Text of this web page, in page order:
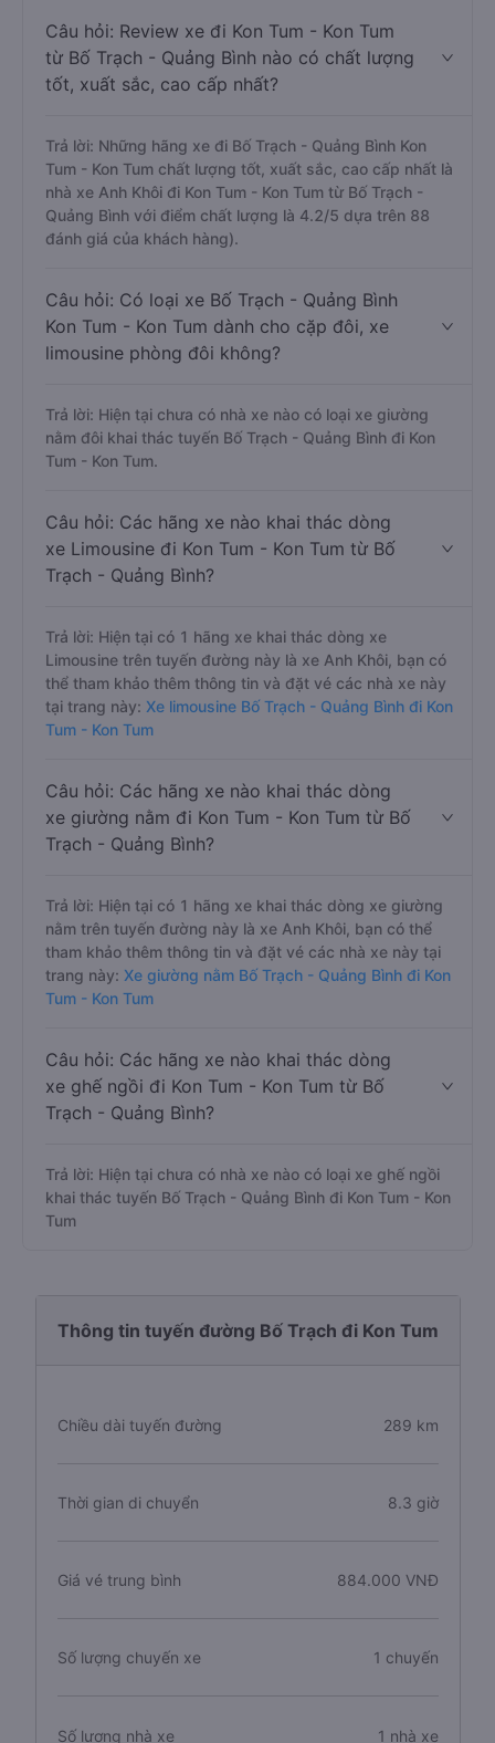
Câu hỏi: Review xe đi Kon Tum - Kon Tum
từ Bố Trạch - Quảng Bình nào có chất lượng
tốt, xuất sắc, cao cấp nhất?
Trả lời: Những hãng xe đi Bố Trạch - Quảng Bình Kon
Tum - Kon Tum chất lượng tốt, xuất sắc, cao cấp nhất là
nhà xe Anh Khôi đi Kon Tum - Kon Tum từ Bố Trạch -
Quảng Bình với điểm chất lượng là 4.2/5 dựa trên 88
đánh giá của khách hàng).
Câu hỏi: Có loại xe Bố Trạch - Quảng Bình
Kon Tum - Kon Tum dành cho cặp đôi, xe
limousine phòng đôi không?
Trả lời: Hiện tại chưa có nhà xe nào có loại xe giường
nằm đôi khai thác tuyến Bố Trạch - Quảng Bình đi Kon
Tum - Kon Tum.
Câu hỏi: Các hãng xe nào khai thác dòng
xe Limousine đi Kon Tum - Kon Tum từ Bố
Trạch - Quảng Bình?
Trả lời: Hiện tại có 1 hãng xe khai thác dòng xe
Limousine trên tuyến đường này là xe Anh Khôi, bạn có
thể tham khảo thêm thông tin và đặt vé các nhà xe này
tại trang này: Xe limousine Bố Trạch - Quảng Bình đi Kon
Tum - Kon Tum
Câu hỏi: Các hãng xe nào khai thác dòng
xe giường nằm đi Kon Tum - Kon Tum từ Bố
Trạch - Quảng Bình?
Trả lời: Hiện tại có 1 hãng xe khai thác dòng xe giường
nằm trên tuyến đường này là xe Anh Khôi, bạn có thể
tham khảo thêm thông tin và đặt vé các nhà xe này tại
trang này: Xe giường nằm Bố Trạch - Quảng Bình đi Kon
Tum - Kon Tum
Câu hỏi: Các hãng xe nào khai thác dòng
xe ghế ngồi đi Kon Tum - Kon Tum từ Bố
Trạch - Quảng Bình?
Trả lời: Hiện tại chưa có nhà xe nào có loại xe ghế ngồi
khai thác tuyến Bố Trạch - Quảng Bình đi Kon Tum - Kon
Tum
Thông tin tuyến đường Bố Trạch đi Kon Tum
Chiều dài tuyến đường 289 km
Thời gian di chuyển 8.3 giờ
Giá vé trung bình 884.000 VNĐ
Số lượng chuyến xe 1 chuyến
Số lượng nhà xe 1 nhà xe